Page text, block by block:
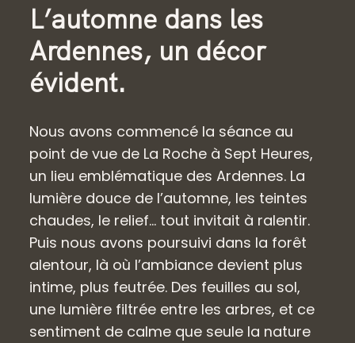
L’automne dans les
Ardennes, un décor
évident.
Nous avons commencé la séance au
point de vue de La Roche à Sept Heures,
un lieu emblématique des Ardennes. La
lumière douce de l’automne, les teintes
chaudes, le relief… tout invitait à ralentir.
Puis nous avons poursuivi dans la forêt
alentour, là où l’ambiance devient plus
intime, plus feutrée. Des feuilles au sol,
une lumière filtrée entre les arbres, et ce
sentiment de calme que seule la nature